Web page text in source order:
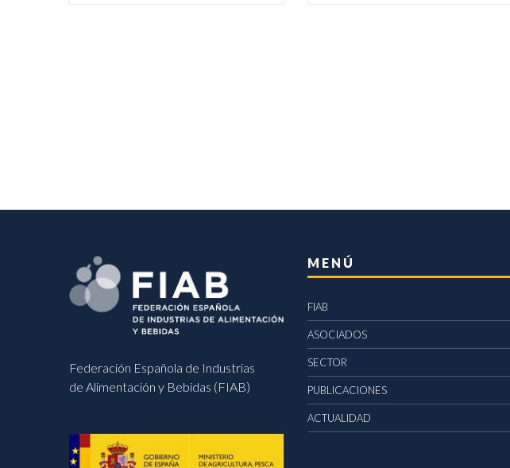
Federación Española de Industrias
de Alimentación y Bebidas (FIAB)
MENÚ
FIAB
ASOCIADOS
SECTOR
PUBLICACIONES
ACTUALIDAD